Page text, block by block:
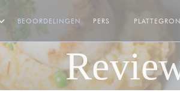
BEOORDELINGEN PERS